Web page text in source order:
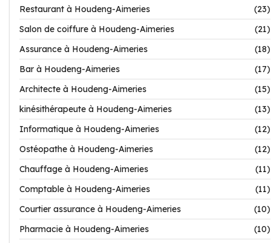
Restaurant à Houdeng-Aimeries
(23)
Salon de coiffure à Houdeng-Aimeries
(21)
Assurance à Houdeng-Aimeries
(18)
Bar à Houdeng-Aimeries
(17)
Architecte à Houdeng-Aimeries
(15)
kinésithérapeute à Houdeng-Aimeries
(13)
Informatique à Houdeng-Aimeries
(12)
Ostéopathe à Houdeng-Aimeries
(12)
Chauffage à Houdeng-Aimeries
(11)
Comptable à Houdeng-Aimeries
(11)
Courtier assurance à Houdeng-Aimeries
(10)
Pharmacie à Houdeng-Aimeries
(10)